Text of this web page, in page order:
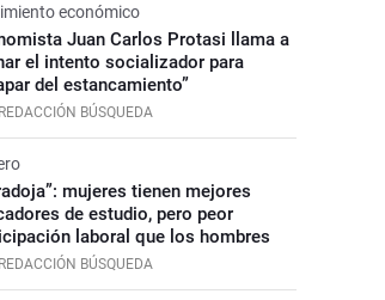
económico
Juan Carlos Protasi llama a
el intento socializador para
del estancamiento”
BÚSQUEDA
mujeres tienen mejores
de estudio, pero peor
laboral que los hombres
BÚSQUEDA